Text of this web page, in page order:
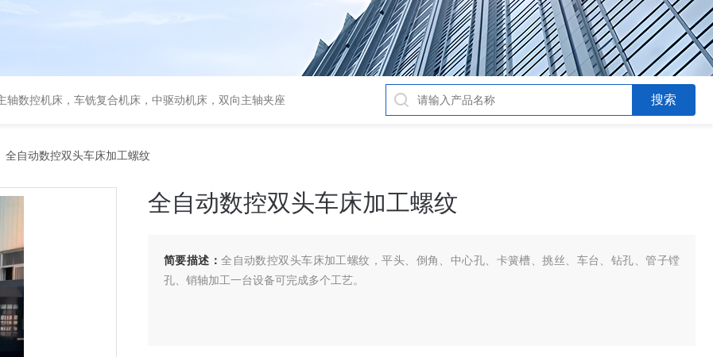
数控机床，车铣复合机床，中驱动机床，双向主轴夹座
全自动数控双头车床加工螺纹
全自动数控双头车床加工螺纹
简要描述：全自动数控双头车床加工螺纹，平头、倒角、中心孔、卡簧槽、挑丝、车台、钻孔、管子镗
孔、销轴加工一台设备可完成多个工艺。